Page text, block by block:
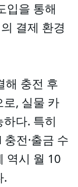
입을 통해
결제 환경
해 충전 후
, 실물 카
다. 특히
전·출금 수
역시 월 10
.